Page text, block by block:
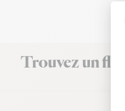
Trouvez un